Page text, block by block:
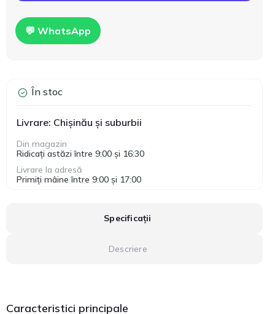
💬 WhatsApp
În stoc
Livrare: Chișinău și suburbii
Din magazin
Ridicați astăzi între 9:00 și 16:30
Livrare la adresă
Primiți mâine între 9:00 și 17:00
Specificații
Descriere
Caracteristici principale